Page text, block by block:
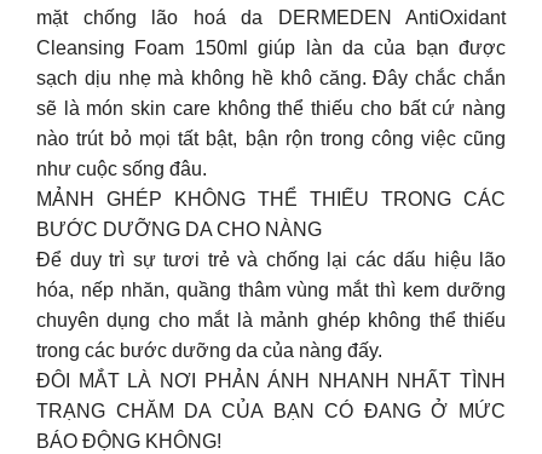
mặt chống lão hoá da DERMEDEN AntiOxidant
Cleansing Foam 150ml giúp làn da của bạn được
sạch dịu nhẹ mà không hề khô căng. Đây chắc chắn
sẽ là món skin care không thể thiếu cho bất cứ nàng
nào trút bỏ mọi tất bật, bận rộn trong công việc cũng
như cuộc sống đâu.
MẢNH GHÉP KHÔNG THỂ THIẾU TRONG CÁC
BƯỚC DƯỠNG DA CHO NÀNG
Để duy trì sự tươi trẻ và chống lại các dấu hiệu lão
hóa, nếp nhăn, quầng thâm vùng mắt thì kem dưỡng
chuyên dụng cho mắt là mảnh ghép không thể thiếu
trong các bước dưỡng da của nàng đấy.
ĐÔI MẮT LÀ NƠI PHẢN ÁNH NHANH NHẤT TÌNH
TRẠNG CHĂM DA CỦA BẠN CÓ ĐANG Ở MỨC
BÁO ĐỘNG KHÔNG!